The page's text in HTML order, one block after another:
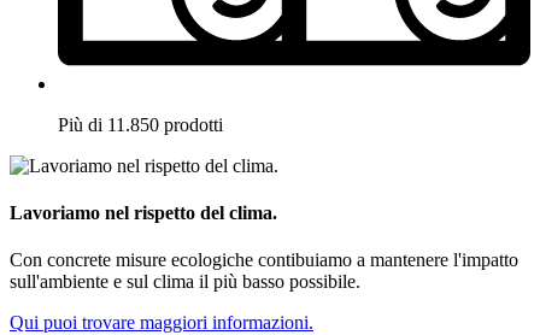
Più di 11.850 prodotti
Lavoriamo nel rispetto del clima.
Con concrete misure ecologiche contibuiamo a mantenere l'impatto
sull'ambiente e sul clima il più basso possibile.
Qui puoi trovare maggiori informazioni.